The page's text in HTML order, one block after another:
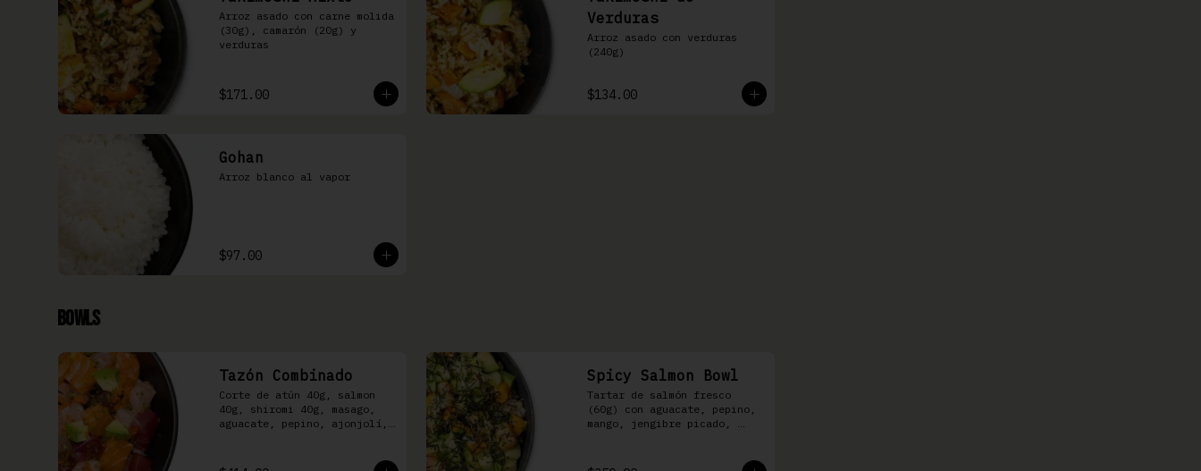
Arroz asado con carne molida
(30g), camarón (20g) y
verduras
$171.00
Verduras
Arroz asado con verduras
(240g)
$134.00
Gohan
Arroz blanco al vapor
$97.00
Bowls
Tazón Combinado
Corte de atún 40g, salmon
40g, shiromi 40g, masago,
aguacate, pepino, ajonjolí,
Spicy Salmon Bowl
Tartar de salmón fresco
(60g) con aguacate, pepino,
mango, jengibre picado,
sobre arroz shari